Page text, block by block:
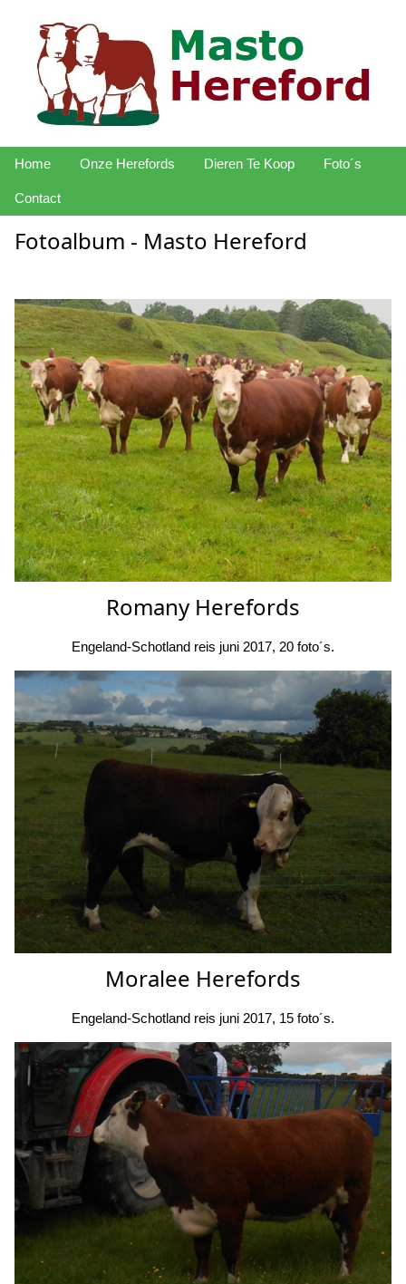
Home Onze Herefords Dieren Te Koop Foto´s
Contact
Fotoalbum - Masto Hereford
Romany Herefords
Engeland-Schotland reis juni 2017, 20 foto´s.
Moralee Herefords
Engeland-Schotland reis juni 2017, 15 foto´s.